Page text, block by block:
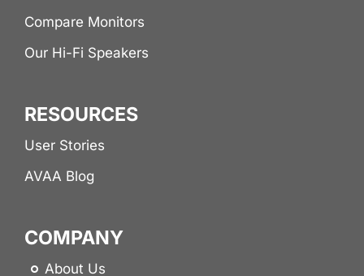
Compare Monitors
Our Hi-Fi Speakers
RESOURCES
User Stories
AVAA Blog
COMPANY
About Us